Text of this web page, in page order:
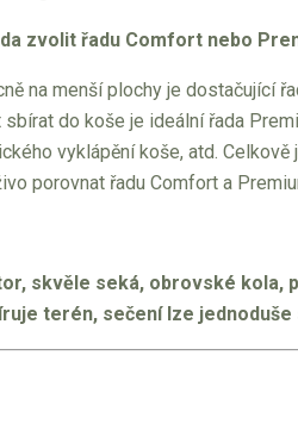
zvolit řadu Comfort nebo
na menší plochy je dostačující
do koše je ideální řada
vyklápění koše, atd.
porovnat řadu Comfort a
skvěle seká, obrovské
terén, sečení lze jednoduše